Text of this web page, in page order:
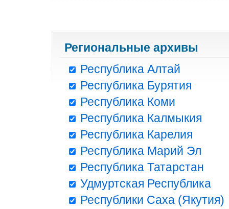
Региональные архивы
Республика Алтай
Республика Бурятия
Республика Коми
Республика Калмыкия
Республика Карелия
Республика Марий Эл
Республика Татарстан
Удмуртская Республика
Республики Саха (Якутия)